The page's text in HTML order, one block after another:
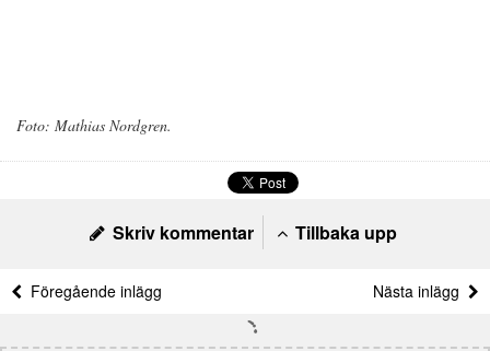
Foto: Mathias Nordgren.
Skriv kommentar Tillbaka upp
Föregående inlägg Nästa inlägg